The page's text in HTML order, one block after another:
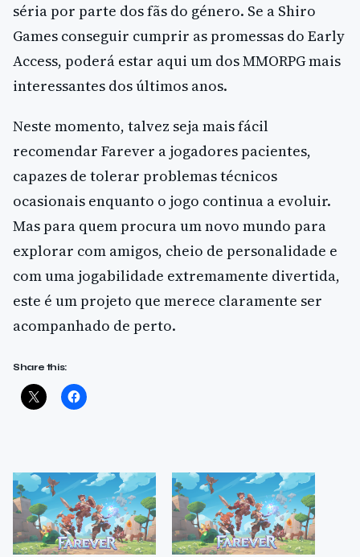
séria por parte dos fãs do género. Se a Shiro
Games conseguir cumprir as promessas do Early
Access, poderá estar aqui um dos MMORPG mais
interessantes dos últimos anos.
Neste momento, talvez seja mais fácil
recomendar Farever a jogadores pacientes,
capazes de tolerar problemas técnicos
ocasionais enquanto o jogo continua a evoluir.
Mas para quem procura um novo mundo para
explorar com amigos, cheio de personalidade e
com uma jogabilidade extremamente divertida,
este é um projeto que merece claramente ser
acompanhado de perto.
Share this: